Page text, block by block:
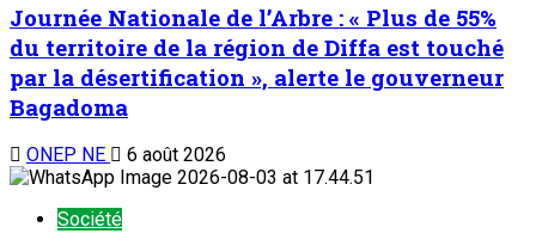
Journée Nationale de l’Arbre : « Plus de 55%
du territoire de la région de Diffa est touché
par la désertification », alerte le gouverneur
Bagadoma
ONEP NE 6 août 2026
Société